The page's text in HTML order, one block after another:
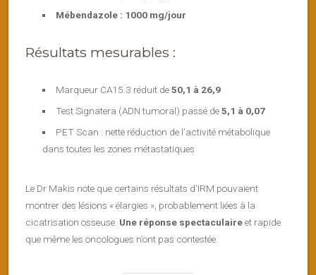
Mébendazole : 1000 mg/jour
Résultats mesurables :
Marqueur CA15.3 réduit de50,1 à 26,9
Test Signatera (ADN tumoral) passé de5,1 à 0,07
PET Scan : nette réduction de l’activité métabolique
dans toutes les zones métastatiques
Le Dr Makis note que certains résultats d’IRM pouvaient
montrer des lésions « élargies », probablement liées à la
cicatrisation osseuse. Une réponse spectaculaireet rapide
que même les oncologues n’ont pas contestée.